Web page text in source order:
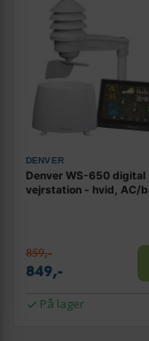
DENVER
Denver WS-650 digital
vejrstation - hvid, AC/
859,-
849,-
På lager